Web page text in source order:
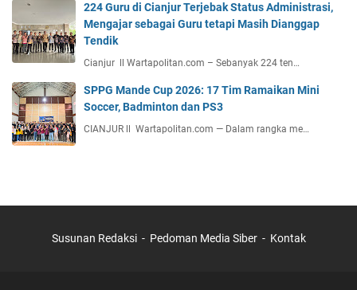
224 Guru di Cianjur Terjebak Status Administrasi,
Mengajar sebagai Guru tetapi Masih Dianggap
Tendik
Cianjur ll Wartapolitan.com – Sebanyak 224 ten…
SPPG Mande Cup 2026: 17 Tim Ramaikan Mini
Soccer, Badminton dan PS3
CIANJUR ll Wartapolitan.com — Dalam rangka me…
Susunan Redaksi Pedoman Media Siber Kontak